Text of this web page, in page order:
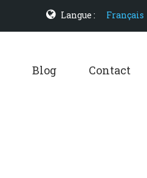
Langue : Français
Blog Contact